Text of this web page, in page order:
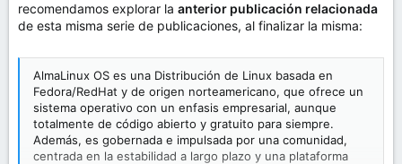
recomendamos explorar la anterior publicación relacionada
de esta misma serie de publicaciones, al finalizar la misma:
AlmaLinux OS es una Distribución de Linux basada en
Fedora/RedHat y de origen norteamericano, que ofrece un
sistema operativo con un enfasis empresarial, aunque
totalmente de código abierto y gratuito para siempre.
Además, es gobernada e impulsada por una comunidad,
centrada en la estabilidad a largo plazo y una plataforma